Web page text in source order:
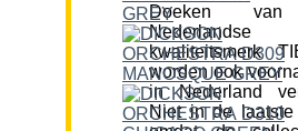
Doeken
Nederlandse
kwaliteitsmerk
worden ook
in Nederland
Niet in de laatste